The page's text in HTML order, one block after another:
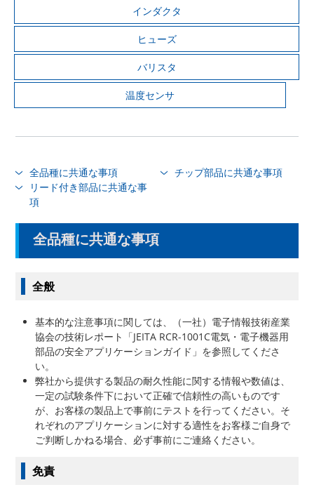
インダクタ
ヒューズ
バリスタ
温度センサ
全品種に共通な事項
チップ部品に共通な事項
リード付き部品に共通な事
項
全品種に共通な事項
全般
基本的な注意事項に関しては、（一社）電子情報技術産業
協会の技術レポート「JEITA RCR-1001C電気・電子機器用
部品の安全アプリケーションガイド」を参照してくださ
い。
弊社から提供する製品の耐久性能に関する情報や数値は、
一定の試験条件下において正確で信頼性の高いものです
が、お客様の製品上で事前にテストを行ってください。そ
れぞれのアプリケーションに対する適性をお客様ご自身で
ご判断しかねる場合、必ず事前にご連絡ください。
免責